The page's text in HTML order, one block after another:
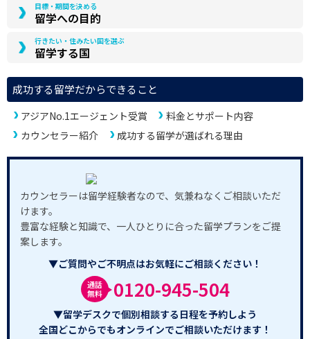
目標・期間を決める
留学への目的
行きたい・住みたい国を選ぶ
留学する国
成功する留学だからできること
アジアNo.1エージェント受賞
料金とサポート内容
カウンセラー紹介
成功する留学が選ばれる理由
カウンセラーは留学経験者なので、気兼ねなくご相談いただ
けます。
豊富な経験と知識で、一人ひとりに合った留学プランをご提
案します。
▼ご質問やご不明点はお気軽にご相談ください！
通話
無料
0120-945-504
▼留学デスクで個別相談する日程を予約しよう
全国どこからでもオンラインでご相談いただけます！